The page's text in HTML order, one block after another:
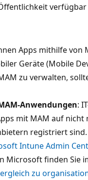
verfügbar
Apps mithilfe von
Geräte (Mobile
zu verwalten,
Anwendungen:
mit MAM auf
registriert
Intune Admin
Microsoft finden Sie
zu